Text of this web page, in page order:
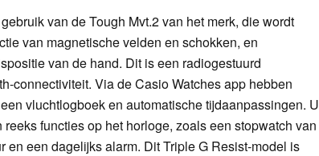
van de Tough Mvt.2 van het merk, die wordt
van magnetische velden en schokken, en
van de hand. Dit is een radiogestuurd
connectiviteit. Via de Casio Watches app hebben
vluchtlogboek en automatische tijdaanpassingen. U
functies op het horloge, zoals een stopwatch van
en een dagelijks alarm. Dit Triple G Resist-model is